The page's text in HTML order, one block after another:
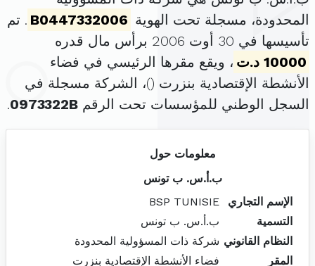
المحدودة، مسجلة تحت الهوية B0447332006 . تم
تأسيسها في 30 أوت 2006 برأس مال قدره
10000 د.ت
، ويقع مقرها الرئيسي في فضاء
الأنشطة الإقتصادية بنزرت ()، الشركة مسجلة في
السجل الوطني للمؤسسات تحت الرقم 0973322B
.
معلومات حول
ب.أ.س. ب تونس
الإسم التجاري
BSP TUNISIE
التسمية
ب.أ.س. ب تونس
النظام القانوني شركة ذات المسؤولية المحدودة
المقر
فضاء الأنشطة الإقتصادية بنزرت